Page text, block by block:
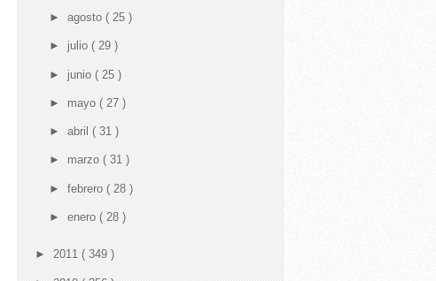
► agosto ( 25 )
► julio ( 29 )
► junio ( 25 )
► mayo ( 27 )
► abril ( 31 )
► marzo ( 31 )
► febrero ( 28 )
► enero ( 28 )
► 2011 ( 349 )